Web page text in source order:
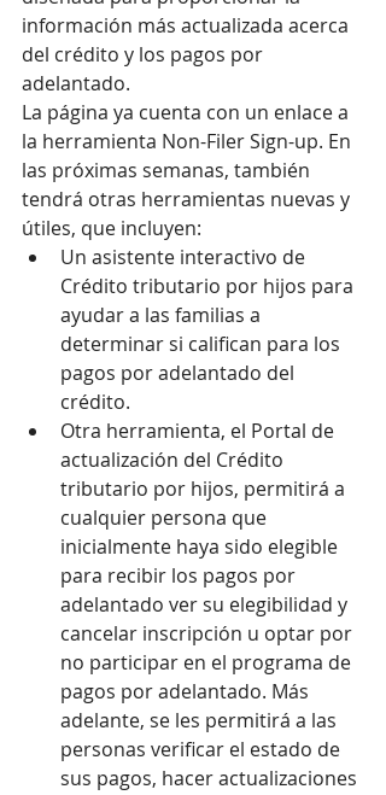
información más actualizada acerca
del crédito y los pagos por
adelantado.
La página ya cuenta con un enlace a
la herramienta Non-Filer Sign-up. En
las próximas semanas, también
tendrá otras herramientas nuevas y
útiles, que incluyen:
Un asistente interactivo de
Crédito tributario por hijos para
ayudar a las familias a
determinar si califican para los
pagos por adelantado del
crédito.
Otra herramienta, el Portal de
actualización del Crédito
tributario por hijos, permitirá a
cualquier persona que
inicialmente haya sido elegible
para recibir los pagos por
adelantado ver su elegibilidad y
cancelar inscripción u optar por
no participar en el programa de
pagos por adelantado. Más
adelante, se les permitirá a las
personas verificar el estado de
sus pagos, hacer actualizaciones